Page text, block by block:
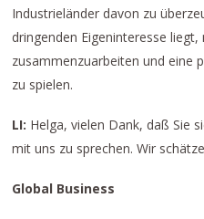
Industrieländer davon zu
dringenden Eigeninteresse liegt,
zusammenzuarbeiten und eine
zu spielen.
LI: Helga, vielen Dank, daß Sie
mit uns zu sprechen. Wir
Global Business